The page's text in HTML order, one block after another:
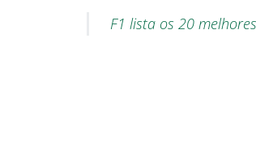
F1 lista os 20